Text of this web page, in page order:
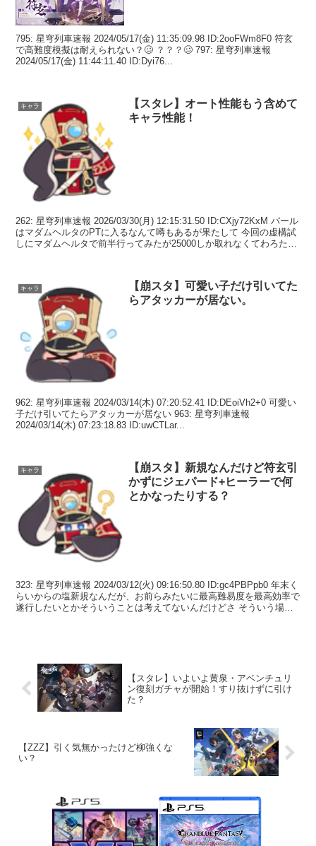
795: 星穹列車速報 2024/05/17(金) 11:35:09.98 ID:2ooFWm8F0 符玄
で高難度模擬は耐えられない？🥴 ？？？🥴 797: 星穹列車速報
2024/05/17(金) 11:44:11.40 ID:Dyi76...
キャラ
【スタレ】オート性能もう含めて
キャラ性能！
262: 星穹列車速報 2026/03/30(月) 12:15:31.50 ID:CXjy72KxM パール
はマダムヘルタのPTに入るなんて噂もあるが果たして 今回の虚構試
しにマダムヘルタで前半行ってみたが25000しか取れなくてわろた
キャラ
【崩スタ】可愛い子だけ引いてた
らアタッカーが居ない。
962: 星穹列車速報 2024/03/14(木) 07:20:52.41 ID:DEoiVh2+0 可愛い
子だけ引いてたらアタッカーが居ない 963: 星穹列車速報
2024/03/14(木) 07:23:18.83 ID:uwCTLar...
キャラ
【崩スタ】新規なんだけど符玄引
かずにジェパード+ヒーラーで何
とかなったりする？
323: 星穹列車速報 2024/03/12(火) 09:16:50.80 ID:gc4PBPpb0 年末く
らいからの塩新規なんだが、お前らみたいに最高難易度を最高効率で
遂行したいとかそういうことは考えてないんだけどさ そういう場合
【スタレ】いよいよ黄泉・アベンチュリ
ン復刻ガチャが開始！すり抜けずに引け
た？
【ZZZ】引く気無かったけど柳強くな
い？